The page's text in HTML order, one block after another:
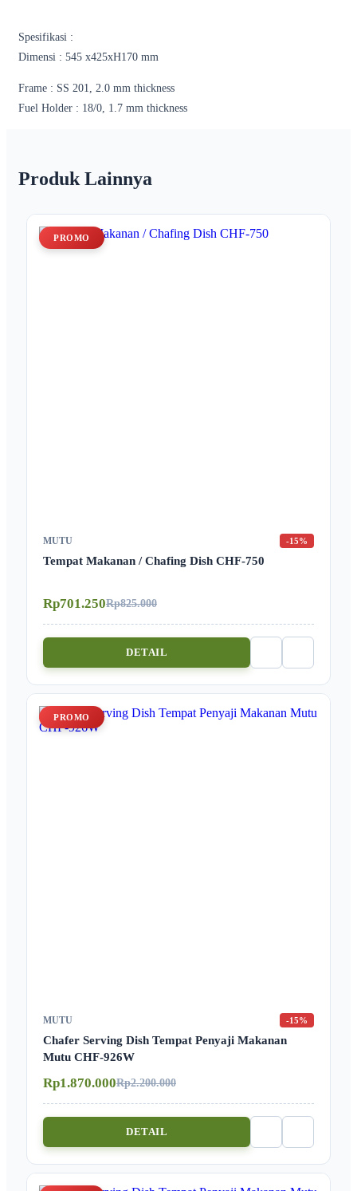
Spesifikasi :
Dimensi : 545 x425xH170 mm
Frame : SS 201, 2.0 mm thickness
Fuel Holder : 18/0, 1.7 mm thickness
Produk Lainnya
PROMO
MUTU -15%
Tempat Makanan / Chafing Dish CHF-750
Rp701.250Rp825.000
DETAIL
PROMO
MUTU -15%
Chafer Serving Dish Tempat Penyaji Makanan
Mutu CHF-926W
Rp1.870.000Rp2.200.000
DETAIL